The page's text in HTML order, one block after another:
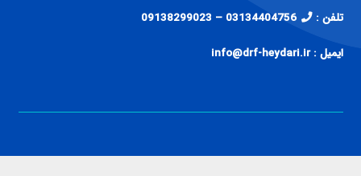
تلفن : 03134404756 – 09138299023
ایمیل : info@drf-heydari.ir